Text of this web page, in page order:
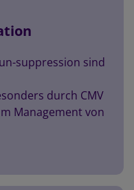
suppression sind
durch CMV
Management von